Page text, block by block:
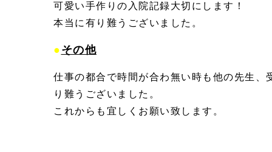
可愛い手作りの入院記録大切にします！
本当に有り難うございました。
● その他
仕事の都合で時間が合わ無い時も他の先生
り難うございました。
これからも宜しくお願い致します。